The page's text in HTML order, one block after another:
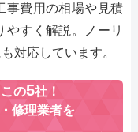
事費用の相場や見積
やすく解説。ノーリ
対応しています。
の5社！
修理業者を